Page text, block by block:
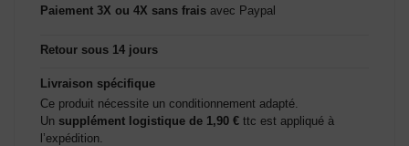
Paiement 3X ou 4X sans frais avec Paypal
Retour sous 14 jours
Livraison spécifique
Ce produit nécessite un conditionnement adapté.
Un supplément logistique de 1,90 € ttc est appliqué à
l’expédition.